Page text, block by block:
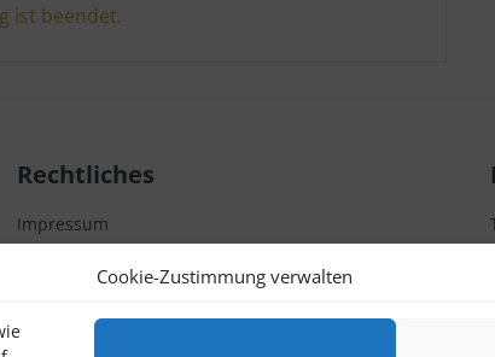
Cookie-Zustimmung verwalten
ist beendet.
Rechtliches
Impressum
Datenschutzerklärung